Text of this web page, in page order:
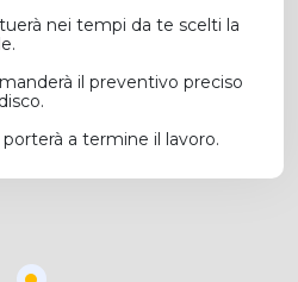
nei tempi da te scelti la
il preventivo preciso
a termine il lavoro.